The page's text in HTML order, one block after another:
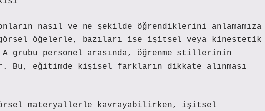
nasıl ve ne şekilde öğrendiklerini anlamamıza
görsel öğelerle, bazıları ise işitsel veya kinestetik
grubu personel arasında, öğrenme stillerinin
Bu, eğitimde kişisel farkların dikkate alınması
materyallerle kavrayabilirken, işitsel